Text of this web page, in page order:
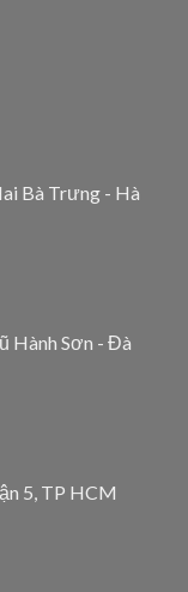
Bà Trưng - Hà
Hành Sơn - Đà
5, TP HCM